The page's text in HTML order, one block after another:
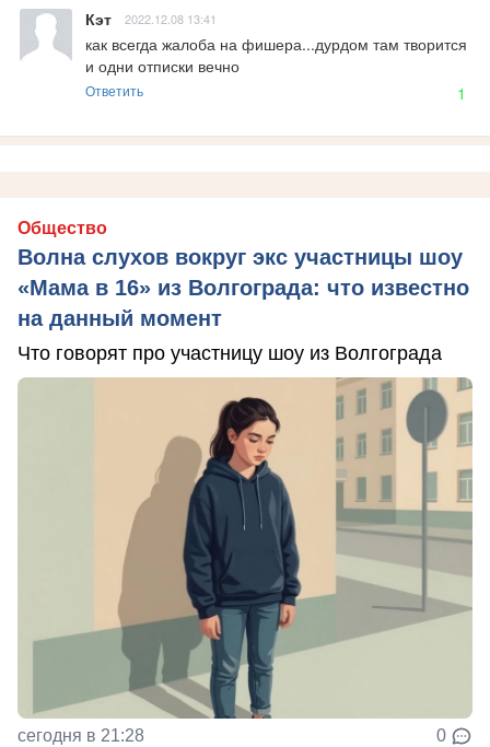
Кэт 2022.12.08 13:41
как всегда жалоба на фишера...дурдом там творится
и одни отписки вечно
Ответить 1
Общество
Волна слухов вокруг экс участницы шоу
«Мама в 16» из Волгограда: что известно
на данный момент
Что говорят про участницу шоу из Волгограда
сегодня в 21:28 0